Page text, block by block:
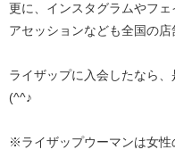
更に、インスタグラムやフ
アセッションなども全国の店
ライザップに入会したなら
(^^♪
※ライザップウーマンは女性